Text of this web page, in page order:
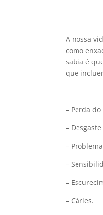
A nossa
como
sabia é
que
– Perda
–
–
–
–
– Cáries.